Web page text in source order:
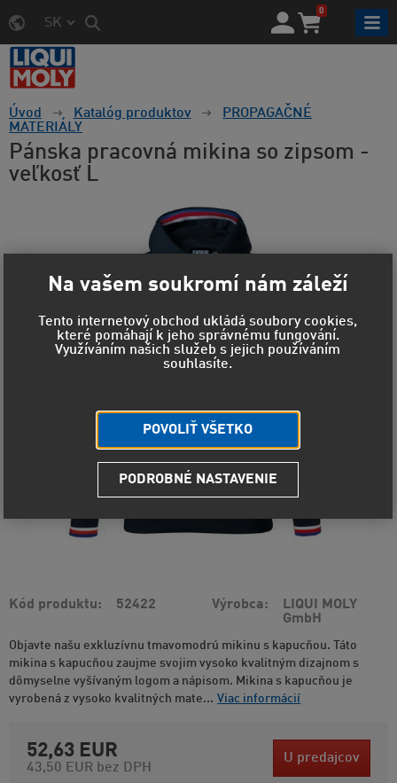
SK
0
Úvod Katalóg produktov
PROPAGAČNÉ
MATERIÁLY
Pánska pracovná mikina so zipsom -
veľkosť L
Kód produktu 52422 Výrobca
LIQUI MOLY
GmbH
Objavte našu exkluzívnu tmavomodrú mikinu s kapucňou. Táto
mikina s kapucňou zaujme svojim vysoko kvalitným dizajnom s
dômyselne vyšívaným logom a nápisom. Mikina s kapucňou je
vyrobená z vysoko kvalitných mate... Viac informácií
52,63 EUR
43,50 EUR bez DPH
U predajcov
Na vašem soukromí nám záleží
Tento internetový obchod ukládá soubory cookies,
které pomáhají k jeho správnému fungování.
Využíváním našich služeb s jejich používáním
souhlasíte.
POVOLIŤ VŠETKO
PODROBNÉ NASTAVENIE